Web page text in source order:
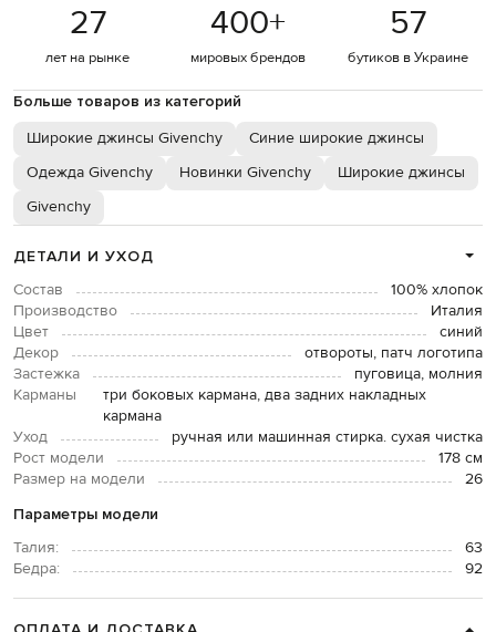
27
лет на рынке
400+
мировых брендов
57
бутиков в Украине
Больше товаров из категорий
Широкие джинсы Givenchy
Синие широкие джинсы
Одежда Givenchy
Новинки Givenchy
Широкие джинсы
Givenchy
ДЕТАЛИ И УХОД
Состав
100% хлопок
Производство
Италия
Цвет
синий
Декор
отвороты, патч логотипа
Застежка
пуговица, молния
Карманы
три боковых кармана, два задних накладных
кармана
Уход
ручная или машинная стирка. сухая чистка
Рост модели
178 см
Размер на модели
26
Параметры модели
Талия:
63
Бедра:
92